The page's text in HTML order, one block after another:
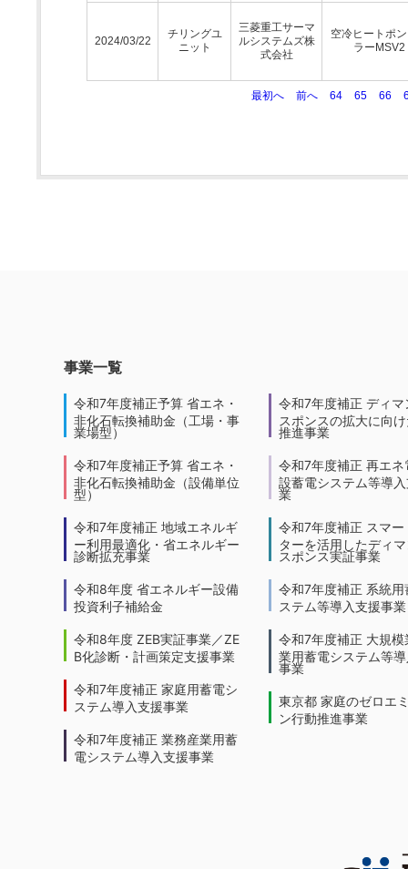
2024/03/22
チリングユ
ニット
三菱重工サーマ
ルシステムズ株
式会社
空冷ヒートポ
ラーMSV2
最初へ 前へ 64 65 66
事業一覧
令和7年度補正予算 省エネ・
非化石転換補助金（工場・事
業場型）
令和7年度補正予算 省エネ・
非化石転換補助金（設備単位
型）
令和7年度補正 地域エネルギ
ー利用最適化・省エネルギー
診断拡充事業
令和8年度 省エネルギー設備
投資利子補給金
令和8年度 ZEB実証事業／ZE
B化診断・計画策定支援事業
令和7年度補正 家庭用蓄電シ
ステム導入支援事業
令和7年度補正 業務産業用蓄
電システム導入支援事業
令和7年度補正 ディマ
スポンスの拡大に向
推進事業
令和7年度補正 再エネ
設蓄電システム等導
業
令和7年度補正 スマー
ターを活用したディ
スポンス実証事業
令和7年度補正 系統用
ステム等導入支援事業
令和7年度補正 大規模
業用蓄電システム等
事業
東京都 家庭のゼロエ
ン行動推進事業